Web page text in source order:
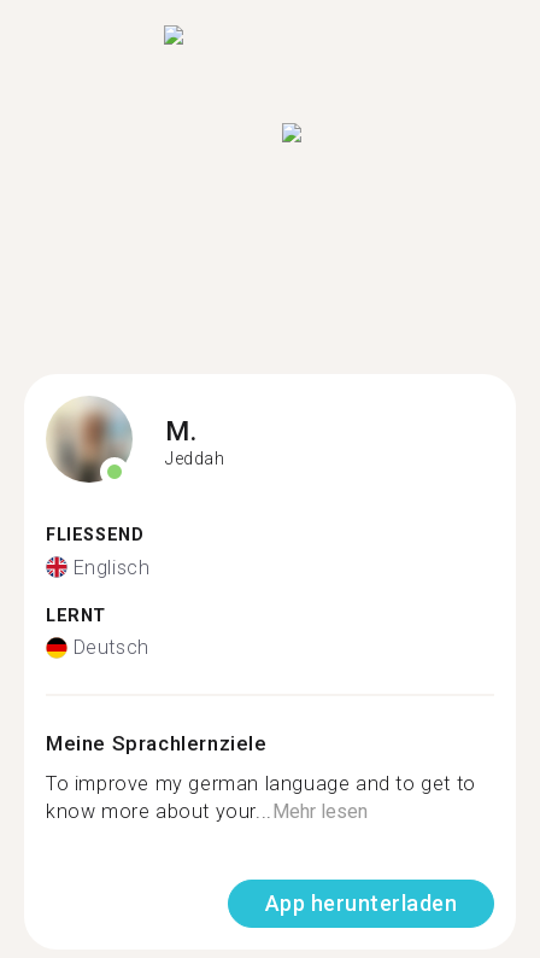
M.
Jeddah
FLIESSEND
Englisch
LERNT
Deutsch
Meine Sprachlernziele
To improve my german language and to get to
know more about your...Mehr lesen
App herunterladen